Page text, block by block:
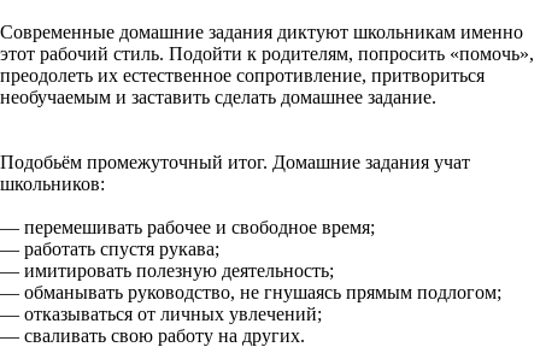
Современные домашние задания диктуют школьникам именно
этот рабочий стиль. Подойти к родителям, попросить «помочь»,
преодолеть их естественное сопротивление, притвориться
необучаемым и заставить сделать домашнее задание.
Подобьём промежуточный итог. Домашние задания учат
школьников:
— перемешивать рабочее и свободное время;
— работать спустя рукава;
— имитировать полезную деятельность;
— обманывать руководство, не гнушаясь прямым подлогом;
— отказываться от личных увлечений;
— сваливать свою работу на других.